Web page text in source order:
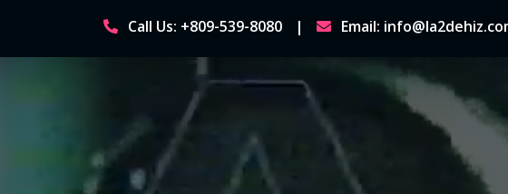
content
Call Us: +809-539-8080 Email: